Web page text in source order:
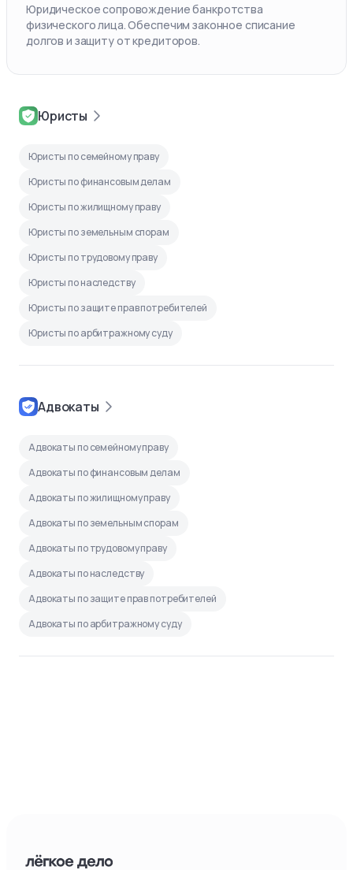
Юридическое сопровождение банкротства
физического лица. Обеспечим законное списание
долгов и защиту от кредиторов.
Юристы
Юристы по семейному праву
Юристы по финансовым делам
Юристы по жилищному праву
Юристы по земельным спорам
Юристы по трудовому праву
Юристы по наследству
Юристы по защите прав потребителей
Юристы по арбитражному суду
Адвокаты
Адвокаты по семейному праву
Адвокаты по финансовым делам
Адвокаты по жилищному праву
Адвокаты по земельным спорам
Адвокаты по трудовому праву
Адвокаты по наследству
Адвокаты по защите прав потребителей
Адвокаты по арбитражному суду